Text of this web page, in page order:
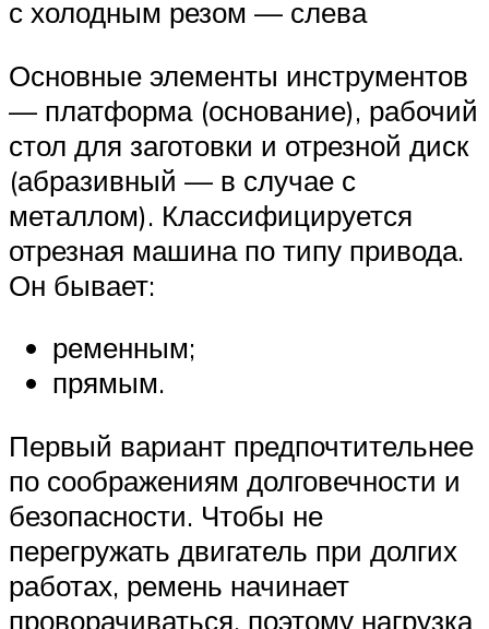
с холодным резом — слева
Основные элементы инструментов
— платформа (основание), рабочий
стол для заготовки и отрезной диск
(абразивный — в случае с
металлом). Классифицируется
отрезная машина по типу привода.
Он бывает:
ременным;
прямым.
Первый вариант предпочтительнее
по соображениям долговечности и
безопасности. Чтобы не
перегружать двигатель при долгих
работах, ремень начинает
проворачиваться, поэтому нагрузка